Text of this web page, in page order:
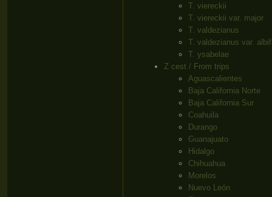
T. viereckii
T. viereckii var. major
T. valdezianus
T. valdezianus var.
T. ysabelae
Z cest / From trips
Aguascalientes
Baja California Norte
Baja California Sur
Coahuila
Durango
Guanajuato
Hidalgo
Chihuahua
Morelos
Nuevo León